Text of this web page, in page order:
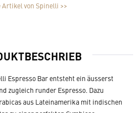
Artikel von Spinelli >>
Espresso Bar entsteht ein äusserst
zugleich runder Espresso. Dazu
aus Lateinamerika mit indischen